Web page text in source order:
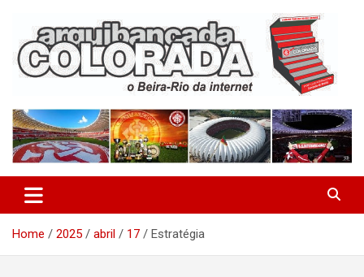
content
Arquibancada Colorada
Home 2025 abril 17 Estratégia